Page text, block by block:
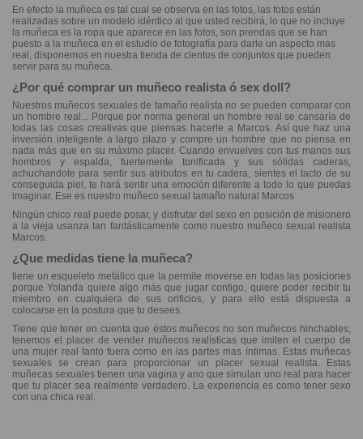
En efecto la muñeca es tal cual se observa en las fotos, las fotos están
realizadas sobre un modelo idéntico al que usted recibirá, lo que no incluye
la muñeca es la ropa que aparece en las fotos, son prendas que se han
puesto a la muñeca en el estudio de fotografía para darle un aspecto mas
real, disponemos en nuestra tienda de cientos de conjuntos que pueden
servir para su muñeca.
¿Por qué comprar un muñeco realista ó sex doll?
Nuestros muñecos sexuales de tamaño realista no se pueden comparar con
un hombre real... Porque por norma general un hombre real se cansaría de
todas las cosas creativas que piensas hacerle a Marcos. Así que haz una
inversión inteligente a largo plazo y compre un hombre que no piensa en
nada más que en su máximo placer. Cuando envuelves con tus manos sus
hombros y espalda, fuertemente tonificada y sus sólidas caderas,
achuchandote para sentir sus atributos en tu cadera, sientes el tacto de su
conseguida piel, te hará sentir una emoción diferente a todo lo que puedas
imaginar. Ese es nuestro muñeco sexual tamaño natural Marcos
Ningún chico real puede posar, y disfrutar del sexo en posición de misionero
a la vieja usanza tan fantásticamente como nuestro muñeco sexual realista
Marcos.
¿Que medidas tiene la muñeca?
tiene un esqueleto metálico que la permite moverse en todas las posiciones
porque Yolanda quiere algo más que jugar contigo, quiere poder recibir tu
miembro en cualquiera de sus orificios, y para ello está dispuesta a
colocarse en la postura que tu desees.
Tiene que tener en cuenta que éstos muñecos no son muñecos hinchables,
tenemos el placer de vender muñecos realísticas que imiten el cuerpo de
una mujer real tanto fuera como en las partes mas íntimas. Estas muñecas
sexuales se crean para proporcionar un placer sexual realista. Estas
muñecas sexuales tienen una vagina y ano que simulan uno real para hacer
que tu placer sea realmente verdadero. La experiencia es como tener sexo
con una chica real.